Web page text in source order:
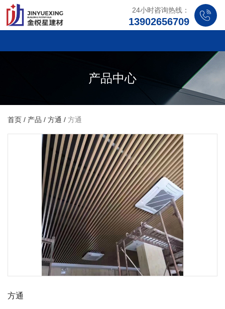
24小时咨询热线：
13902656709
产品中心
首页 / 产品 / 方通 / 方通
方通